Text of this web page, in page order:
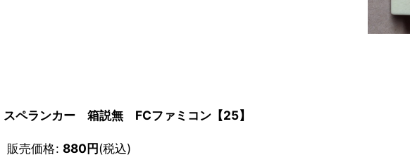
スペランカー 箱説無 FCファミコン【25】
販売価格: 880円(税込)